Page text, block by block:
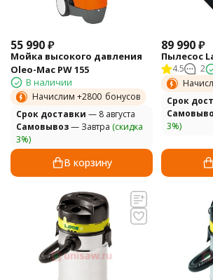
55 990₽
Мойка высокого давления
Oleo-Mac PW 155
В наличии
Начислим +2800 бонусов
Cрок доставки — 8 августа
Самовывоз— Завтра (скидка
3%)
В корзину
89 990₽
Пылесос
4.5 2
Cрок
3%)